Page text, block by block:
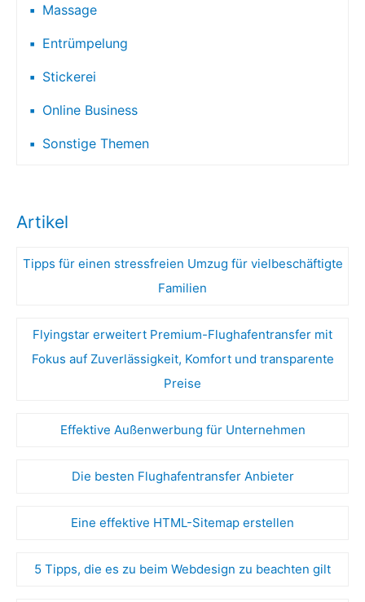
Massage
Entrümpelung
Stickerei
Online Business
Sonstige Themen
Artikel
Tipps für einen stressfreien Umzug für vielbeschäftigte
Familien
Flyingstar erweitert Premium-Flughafentransfer mit
Fokus auf Zuverlässigkeit, Komfort und transparente
Preise
Effektive Außenwerbung für Unternehmen
Die besten Flughafentransfer Anbieter
Eine effektive HTML-Sitemap erstellen
5 Tipps, die es zu beim Webdesign zu beachten gilt